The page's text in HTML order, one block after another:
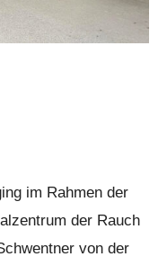
im Rahmen der
der Rauch
von der